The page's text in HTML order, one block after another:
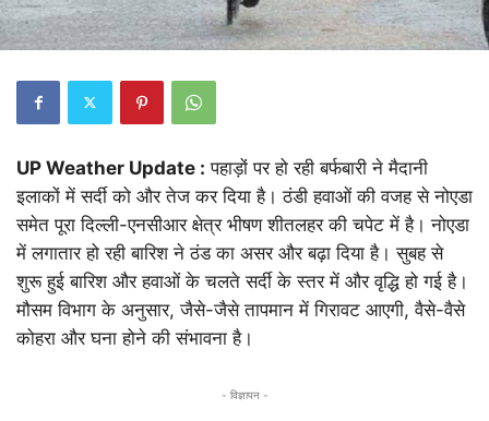
UP Weather Update : पहाड़ों पर हो रही बर्फबारी ने मैदानी
इलाकों में सर्दी को और तेज कर दिया है। ठंडी हवाओं की वजह से नोएडा
समेत पूरा दिल्ली-एनसीआर क्षेत्र भीषण शीतलहर की चपेट में है। नोएडा
में लगातार हो रही बारिश ने ठंड का असर और बढ़ा दिया है। सुबह से
शुरू हुई बारिश और हवाओं के चलते सर्दी के स्तर में और वृद्धि हो गई है।
मौसम विभाग के अनुसार, जैसे-जैसे तापमान में गिरावट आएगी, वैसे-वैसे
कोहरा और घना होने की संभावना है।
- विज्ञापन -